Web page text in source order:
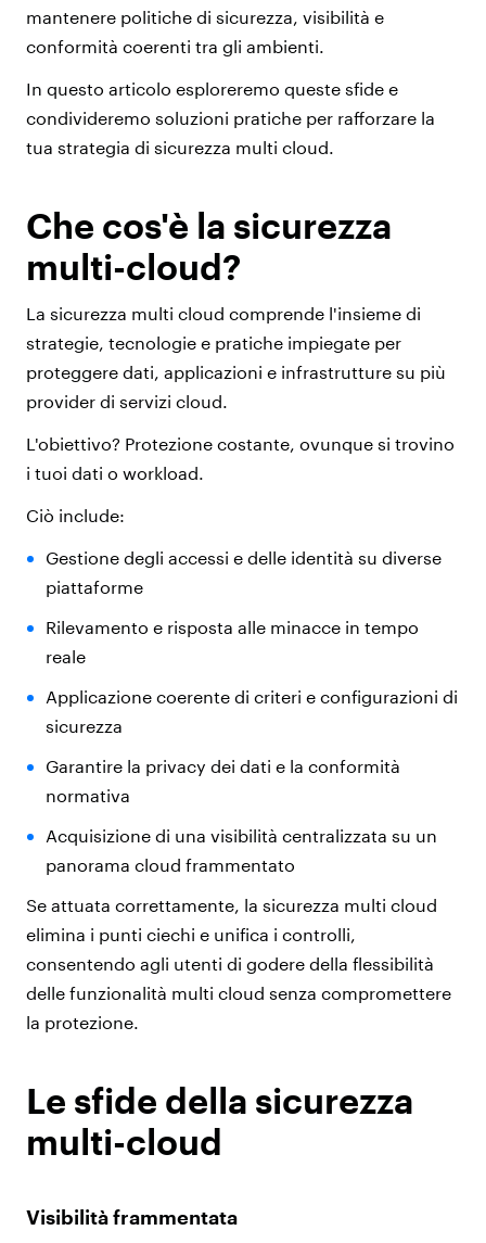
mantenere politiche di sicurezza, visibilità e
conformità coerenti tra gli ambienti.
In questo articolo esploreremo queste sfide e
condivideremo soluzioni pratiche per rafforzare la
tua strategia di sicurezza multi cloud.
Che cos'è la sicurezza
multi-cloud?
La sicurezza multi cloud comprende l'insieme di
strategie, tecnologie e pratiche impiegate per
proteggere dati, applicazioni e infrastrutture su più
provider di servizi cloud.
L'obiettivo? Protezione costante, ovunque si trovino
i tuoi dati o workload.
Ciò include:
Gestione degli accessi e delle identità su diverse
piattaforme
Rilevamento e risposta alle minacce in tempo
reale
Applicazione coerente di criteri e configurazioni di
sicurezza
Garantire la privacy dei dati e la conformità
normativa
Acquisizione di una visibilità centralizzata su un
panorama cloud frammentato
Se attuata correttamente, la sicurezza multi cloud
elimina i punti ciechi e unifica i controlli,
consentendo agli utenti di godere della flessibilità
delle funzionalità multi cloud senza compromettere
la protezione.
Le sfide della sicurezza
multi-cloud
Visibilità frammentata